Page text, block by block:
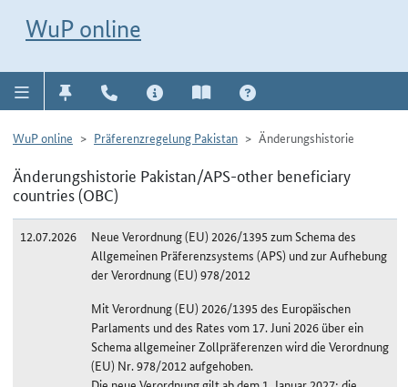
WuP online
WuP online Präferenzregelung Pakistan Änderungshistorie
Änderungshistorie Pakistan/APS-other beneficiary
countries (OBC)
12.07.2026
Neue Verordnung (EU) 2026/1395 zum Schema des
Allgemeinen Präferenzsystems (APS) und zur Aufhebung
der Verordnung (EU) 978/2012
Mit Verordnung (EU) 2026/1395 des Europäischen
Parlaments und des Rates vom 17. Juni 2026 über ein
Schema allgemeiner Zollpräferenzen wird die Verordnung
(EU) Nr. 978/2012 aufgehoben.